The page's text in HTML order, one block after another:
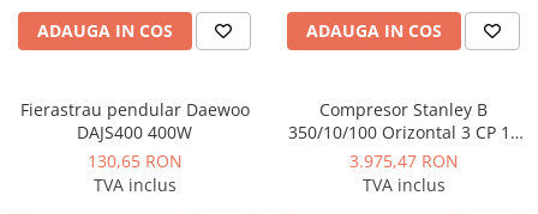
Izolatii pentru sisteme solare
Polistiren expandat
Vata minerala bazaltica
Automatizari si elemente de
automatizare
ADAUGA IN COS ADAUGA IN COS
Fierastrau pendular Daewoo
DAJS400 400W
130,65 RON
TVA inclus
Compresor Stanley B
350/10/100 Orizontal 3 CP 10
bar 330 L/min
3.975,47 RON
TVA inclus